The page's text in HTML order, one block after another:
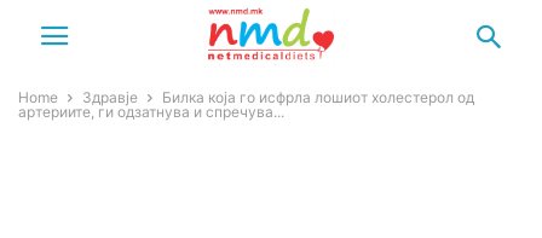
Home Здравје
Билка која го исфрла лошиот холестерол од
артериите, ги одзатнува и спречува...